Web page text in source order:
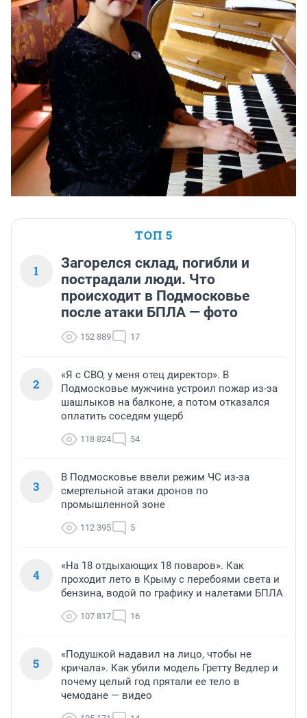
ТОП 5
1
Загорелся склад, погибли и
пострадали люди. Что
происходит в Подмосковье
после атаки БПЛА — фото
152 889 17
2
«Я с СВО, у меня отец директор». В
Подмосковье мужчина устроил пожар из-за
шашлыков на балконе, а потом отказался
оплатить соседям ущерб
118 824 54
3
В Подмосковье ввели режим ЧС из-за
смертельной атаки дронов по
промышленной зоне
112 395 5
4
«На 18 отдыхающих 18 поваров». Как
проходит лето в Крыму с перебоями света и
бензина, водой по графику и налетами БПЛА
107 817 16
5
«Подушкой надавил на лицо, чтобы не
кричала». Как убили модель Гретту Ведлер и
почему целый год прятали ее тело в
чемодане — видео